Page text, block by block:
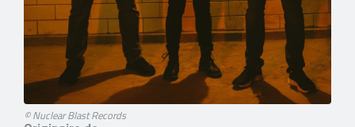
© Nuclear Blast Records